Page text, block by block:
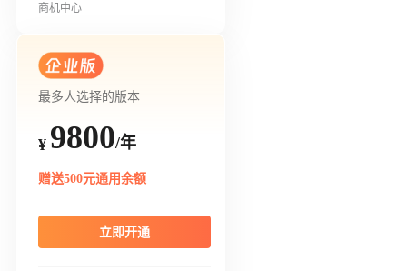
商机中心
最多人选择的版本
¥ 9800/年
赠送500元通用余额
立即开通